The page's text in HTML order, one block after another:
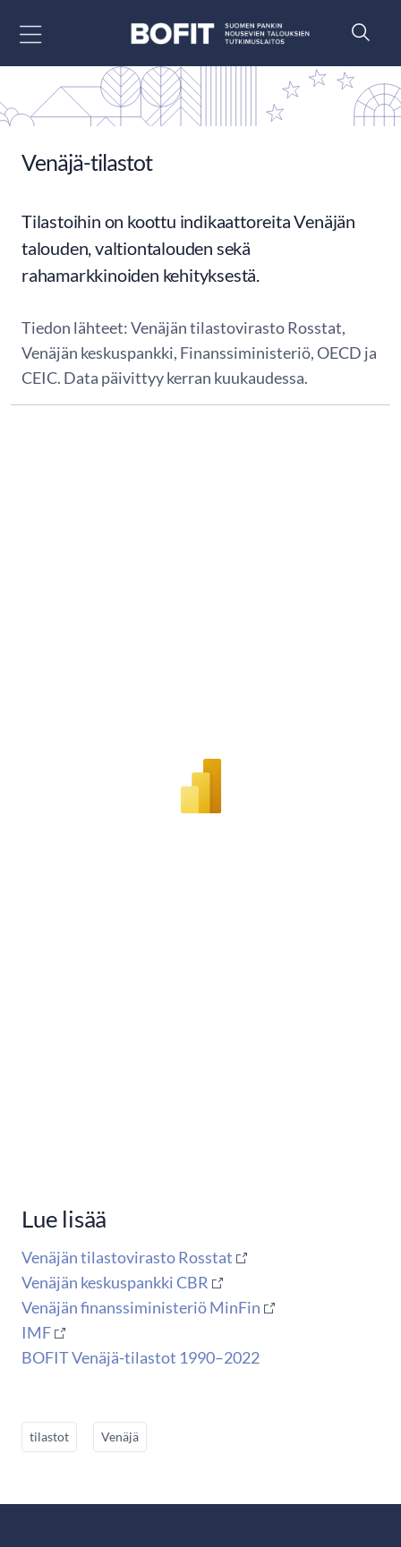
Venäjä-tilastot
Tilastoihin on koottu indikaattoreita Venäjän
talouden, valtiontalouden sekä
rahamarkkinoiden kehityksestä.
Tiedon lähteet: Venäjän tilastovirasto Rosstat,
Venäjän keskuspankki, Finanssiministeriö, OECD ja
CEIC. Data päivittyy kerran kuukaudessa.
Lue lisää
Venäjän tilastovirasto Rosstat
Venäjän keskuspankki CBR
Venäjän finanssiministeriö MinFin
IMF
BOFIT Venäjä-tilastot 1990–2022
tilastot Venäjä